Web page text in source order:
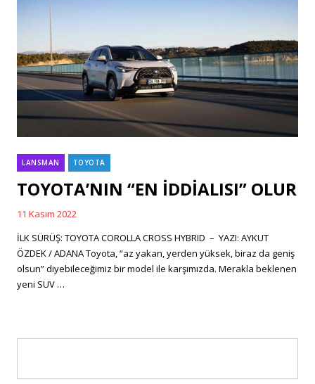
Categories
LANSMAN TOYOTA
TOYOTA’NIN “EN İDDİALISI” OLUR
Posted
on
11 Kasım 2022
İLK SÜRÜŞ: TOYOTA COROLLA CROSS HYBRID – YAZI: AYKUT
ÖZDEK / ADANA Toyota, “az yakan, yerden yüksek, biraz da geniş
olsun” diyebileceğimiz bir model ile karşımızda. Merakla beklenen
yeni SUV …